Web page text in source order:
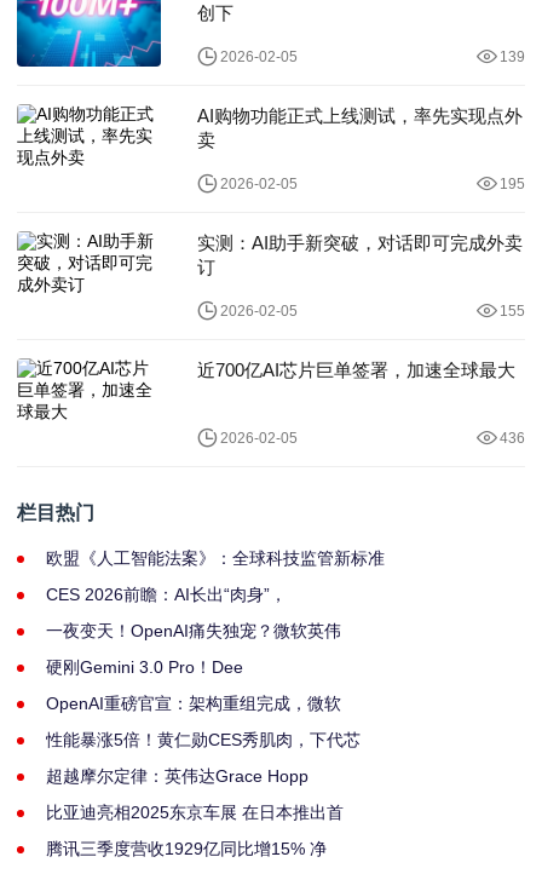
创下
2026-02-05 139
AI购物功能正式上线测试，率先实现点外
卖
2026-02-05 195
实测：AI助手新突破，对话即可完成外卖
订
2026-02-05 155
近700亿AI芯片巨单签署，加速全球最大
2026-02-05 436
栏目热门
欧盟《人工智能法案》：全球科技监管新标准
CES 2026前瞻：AI长出“肉身”，
一夜变天！OpenAI痛失独宠？微软英伟
硬刚Gemini 3.0 Pro！Dee
OpenAI重磅官宣：架构重组完成，微软
性能暴涨5倍！黄仁勋CES秀肌肉，下代芯
超越摩尔定律：英伟达Grace Hopp
比亚迪亮相2025东京车展 在日本推出首
腾讯三季度营收1929亿同比增15% 净